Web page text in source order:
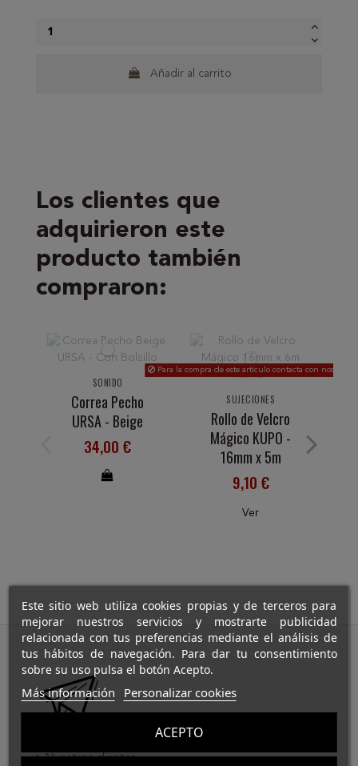
Añadir al carrito
Los clientes que
adquirieron este
producto también
compraron:
SONIDO
Correa Pecho
URSA - Beige
34,00 €
Para la compra de este artículo contacta con nosotr@s
SUJECIONES
Rollo de Velcro
Mágico KUPO -
16mm x 5m
9,10 €
Ver
Este sitio web utiliza cookies propias y de terceros para
mejorar nuestros servicios y mostrarte publicidad
relacionada con tus preferencias mediante el análisis de
tus hábitos de navegación. Para dar tu consentimiento
sobre su uso pulsa el botón Acepto.
Más información Personalizar cookies
ACEPTO
Nuestros clientes